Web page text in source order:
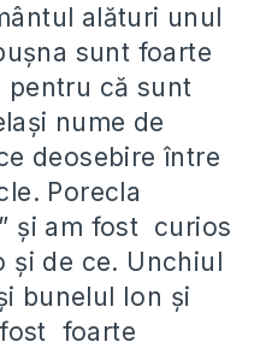
alături unul
sunt foarte
pentru că sunt
nume de
deosebire între
Porecla
și am fost curios
și de ce. Unchiul
bunelul Ion și
foarte